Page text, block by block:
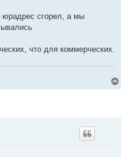
сгорел, а мы
что для коммерческих.